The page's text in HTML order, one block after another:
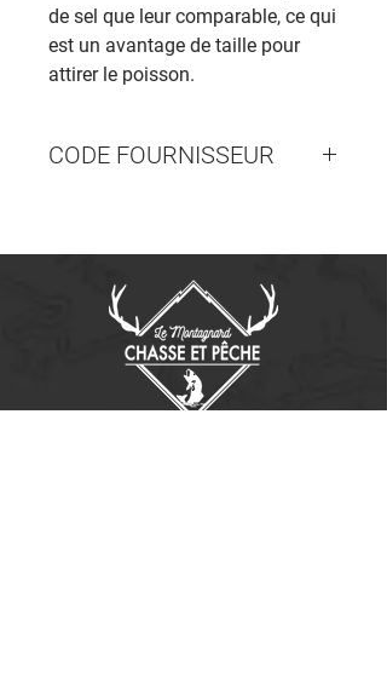
de sel que leur comparable, ce qui
est un avantage de taille pour
attirer le poisson.
CODE FOURNISSEUR